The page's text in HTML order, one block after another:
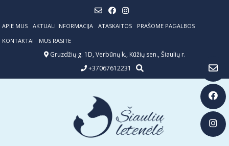
content
APIE MUS AKTUALI INFORMACIJA ATASKAITOS
PRAŠOME PAGALBOS
KONTAKTAI
MUS RASITE
Gruzdžių g. 1D, Verbūnų k., Kūžių sen., Šiaulių r.
+37067612231